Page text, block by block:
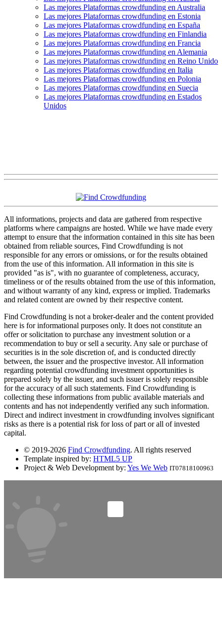
Las mejores Plataformas crowdfunding en Australia
Las mejores Plataformas crowdfunding en Estonia
Las mejores Plataformas crowdfunding en España
Las mejores Plataformas crowdfunding en Finlandia
Las mejores Plataformas crowdfunding en Francia
Las mejores Plataformas crowdfunding en Alemania
Las mejores Plataformas crowdfunding en Reino Unido
Las mejores Plataformas crowdfunding en Italia
Las mejores Plataformas crowdfunding en Polonia
Las mejores Plataformas crowdfunding en Suecia
Las mejores Plataformas crowdfunding en Estados
Unidos
All informations, projects and data are gathered from respective
platforms where campaigns are hosted. While we have made every
attempt to ensure that the information contained in this site has been
obtained from reliable sources, Find Crowdfunding is not
responsible for any errors or omissions, or for the results obtained
from the use of this information. All information in this site is
provided "as is", with no guarantee of completeness, accuracy,
timeliness or of the results obtained from the use of this information,
and without warranty of any kind, express or implied. Trademarks
and related content are owned by their respective content.
Find Crowdfunding is not a broker-dealer and the content provided
here is for informational purposes only. It does not constitute an
offer or solicitation to purchase any investment solution or a
recommendation to buy or sell a security. Any sale or purchase of
securities is in the sole discretion of, and is conducted directly
between, the issuer and the prospective investor. All information
regarding potential crowdfunding investment opportunities is
prepared solely by the issuer, and such issuer is solely responsible
for the accuracy of all such statements. Find Crowdfunding is
collecting these informations from public available materials and
contents and has not independently verified any such information.
Direct and indirect investment in crowdfunding involves significant
risks as there is a potential risk for loss of part or all of invested
capital.
© 2019-2026 Find Crowdfunding. All rights reserved
Template inspired by: HTML5 UP
Project & Web Development by: Yes We Web IT07818100963